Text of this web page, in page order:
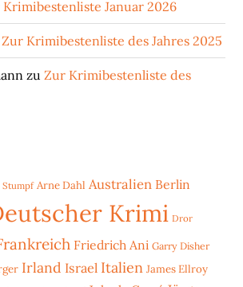
Januar 2026
Zur Krimibestenliste des Jahres 2025
zuZur Krimibestenliste des
Stumpf Arne Dahl Australien Berlin
Krimi Dror
Friedrich Ani Garry Disher
Irland Israel Italien James Ellroy